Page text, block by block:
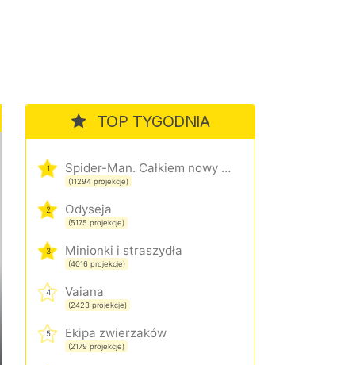
TOP TYGODNIA
1 Spider-Man. Całkiem nowy dzień
(11294 projekcje)
2 Odyseja
(5175 projekcje)
3 Minionki i straszydła
(4016 projekcje)
4 Vaiana
(2423 projekcje)
5 Ekipa zwierzaków
(2179 projekcje)